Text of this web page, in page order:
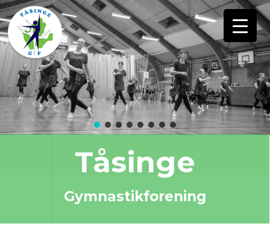
Tåsinge
Gymnastikforening